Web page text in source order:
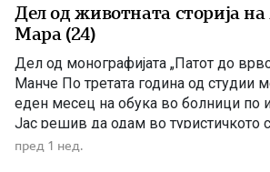
Дел од животната сторија
Мара (24)
Дел од монографијата „Патот до
Манче По третата година од студии
еден месец на обука во болници по
Јас решив да одам во туристичкото
брег на Балатон, кое се вика
пред 1 нед.